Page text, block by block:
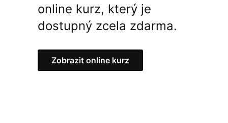
online kurz, který je
dostupný zcela zdarma.
Zobrazit online kurz